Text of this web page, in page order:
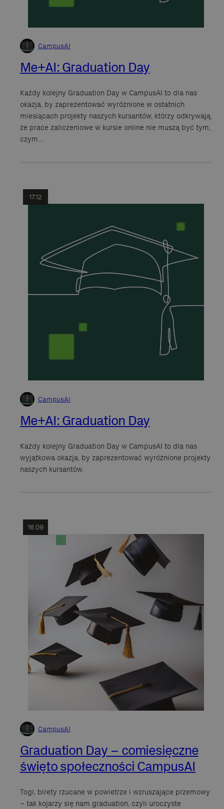
CampusAI
Me+AI: Graduation Day
Każdy kolejny Graduation Day w CampusAI to dla nas
okazja, by zaprezentować wyróżnione w ostatnich
miesiącach projekty naszych kursantów, którzy odkrywają,
że prace zaliczeniowe w kursie online nie muszą być tym,
czym…
CampusAI
Me+AI: Graduation Day
Każdy kolejny Graduation Day w CampusAI to dla nas
wyjątkowa okazja, by zaprezentować wyróżnione projekty
naszych kursantów.
17.12
CampusAI
Graduation Day – comiesięczne
święto społeczności CampusAI
Togi, birety rzucane w powietrze i wzruszające przemowy
– tak kojarzy się nam graduation, czyli uroczyste
16.09